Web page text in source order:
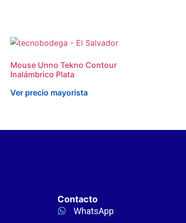
Mouse Unno Tekno Contour
Inalámbrico Plata
Ver precio mayorista
Contacto
WhatsApp